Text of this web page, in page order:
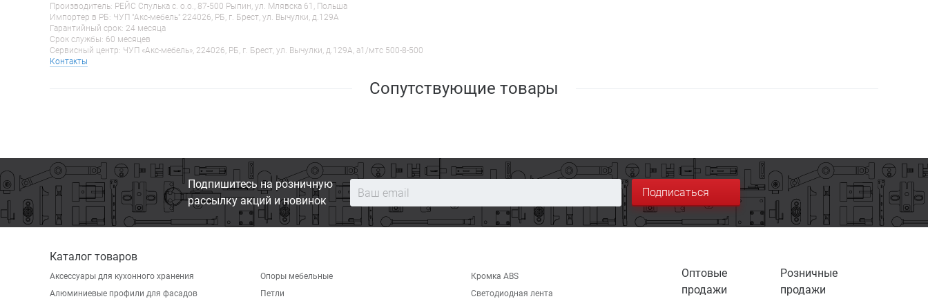
Производитель: РЕЙС Спулька с. o.o., 87-500 Рыпин, ул. Млявска 61, Польша
Импортер в РБ: ЧУП "Акс-мебель" 224026, РБ, г. Брест, ул. Вычулки, д.129А
Гарантийный срок: 24 месяца
Срок службы: 60 месяцев
Сервисный центр: ЧУП «Акс-мебель», 224026, РБ, г. Брест, ул. Вычулки, д.129А, a1/мтс 500-8-500
Контакты
Сопутствующие товары
Подпишитесь на розничную
рассылку акций и новинок
Подписаться
Каталог товаров
Аксессуары для кухонного хранения
Алюминиевые профили для фасадов
Опоры мебельные
Петли
Кромка ABS
Светодиодная лента
Оптовые
продажи
Розничные
продажи